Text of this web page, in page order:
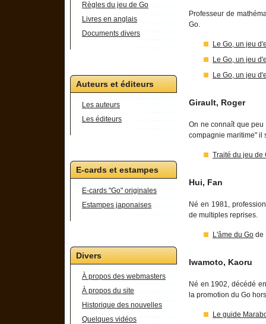
Règles du jeu de Go
Livres en anglais
Documents divers
Auteurs et éditeurs
Les auteurs
Les éditeurs
E-cards et estampes
E-cards "Go" originales
Estampes japonaises
Divers
À propos des webmasters
À propos du site
Historique des nouvelles
Quelques vidéos
Professeur de
Go.
Le Go, un jeu
Le Go, un jeu
Le Go, un jeu
Girault, Roger
On ne connaît que peu
compagnie maritime" il
Traité du jeu de
Hui, Fan
Né en 1981,
de multiples reprises.
L'âme du Go de
Iwamoto, Kaoru
Né en 1902, décédé
la promotion du Go
Le guide